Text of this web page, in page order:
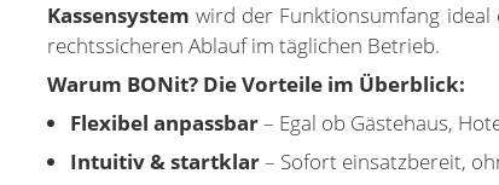
Kassensystem wird der Funktionsumfang
rechtssicheren Ablauf im täglichen Betrieb.
Warum BONit? Die Vorteile im Überblick:
Flexibel anpassbar– Egal ob Gästehaus,
Intuitiv & startklar– Sofort einsatzbereit,